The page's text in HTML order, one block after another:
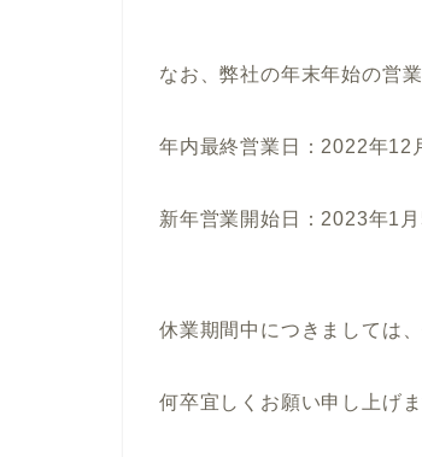
なお、弊社の年末年始の営
年内最終営業日：2022年
新年営業開始日：2023年1
休業期間中につきましては
何卒宜しくお願い申し上げま